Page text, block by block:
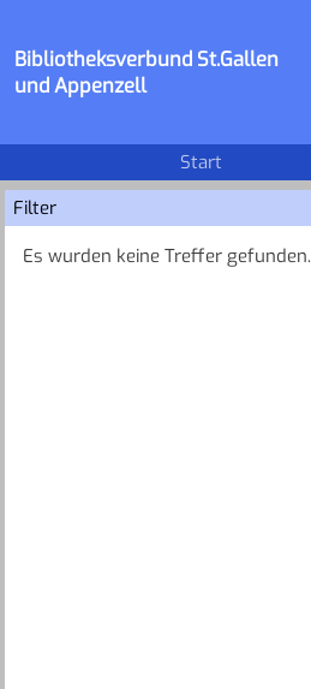
Bibliotheksverbund St.Gallen
und Appenzell
Start
Filter
Es wurden keine Treffer gefunden.